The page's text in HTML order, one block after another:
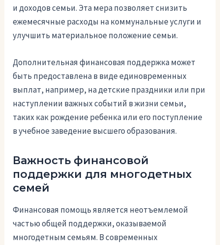
и доходов семьи. Эта мера позволяет снизить
ежемесячные расходы на коммунальные услуги и
улучшить материальное положение семьи.
Дополнительная финансовая поддержка может
быть предоставлена в виде единовременных
выплат, например, на детские праздники или при
наступлении важных событий в жизни семьи,
таких как рождение ребенка или его поступление
в учебное заведение высшего образования.
Важность финансовой
поддержки для многодетных
семей
Финансовая помощь является неотъемлемой
частью общей поддержки, оказываемой
многодетным семьям. В современных